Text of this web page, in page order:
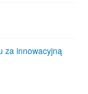
za innowacyjną